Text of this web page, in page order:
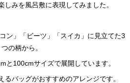
しみを風呂敷に表現してみました。
ン」「ビーツ」「スイカ」に見立てた3
つの柄から。
と100cmサイズで展開しています。
るバッグがおすすめのアレンジです。